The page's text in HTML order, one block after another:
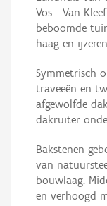
Vos - Van
beboomde
haag en
Symmetrisch
traveeën en
afgewolfde
dakruiter
Bakstenen
van
bouwlaag.
en verhoogd